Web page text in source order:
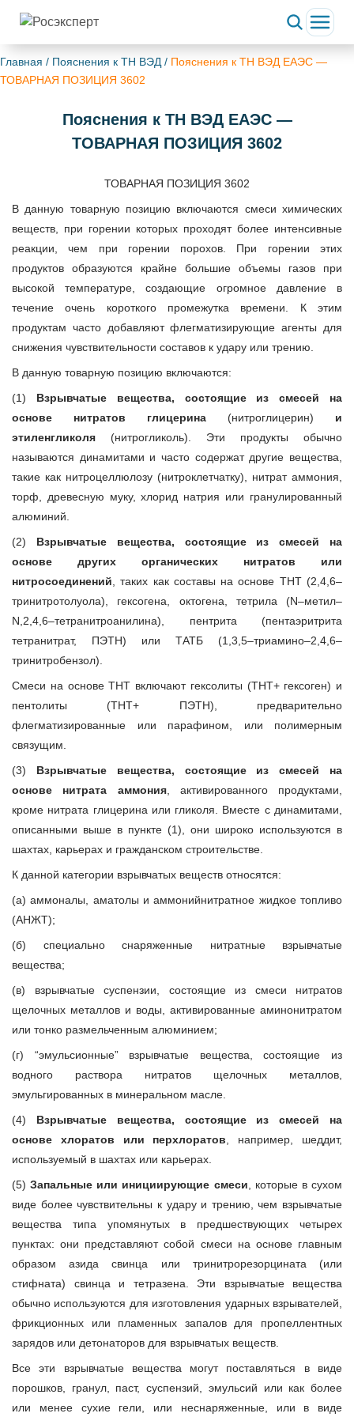
Главная / Пояснения к ТН ВЭД / Пояснения к ТН ВЭД ЕАЭС —
ТОВАРНАЯ ПОЗИЦИЯ 3602
Пояснения к ТН ВЭД ЕАЭС —
ТОВАРНАЯ ПОЗИЦИЯ 3602
ТОВАРНАЯ ПОЗИЦИЯ 3602
В данную товарную позицию включаются смеси химических
веществ, при горении которых проходят более интенсивные
реакции, чем при горении порохов. При горении этих
продуктов образуются крайне большие объемы газов при
высокой температуре, создающие огромное давление в
течение очень короткого промежутка времени. К этим
продуктам часто добавляют флегматизирующие агенты для
снижения чувствительности составов к удару или трению.
В данную товарную позицию включаются:
(1) Взрывчатые вещества, состоящие из смесей на
основе нитратов глицерина (нитроглицерин) и
этиленгликоля (нитрогликоль). Эти продукты обычно
называются динамитами и часто содержат другие вещества,
такие как нитроцеллюлозу (нитроклетчатку), нитрат аммония,
торф, древесную муку, хлорид натрия или гранулированный
алюминий.
(2) Взрывчатые вещества, состоящие из смесей на
основе других органических нитратов или
нитросоединений , таких как составы на основе ТНТ (2,4,6–
тринитротолуола), гексогена, октогена, тетрила (N–метил–
N,2,4,6–тетранитроанилина), пентрита (пентаэритрита
тетранитрат, ПЭТН) или ТАТБ (1,3,5–триамино–2,4,6–
тринитробензол).
Смеси на основе ТНТ включают гексолиты (ТНТ+ гексоген) и
пентолиты (ТНТ+ ПЭТН), предварительно
флегматизированные или парафином, или полимерным
связущим.
(3) Взрывчатые вещества, состоящие из смесей на
основе нитрата аммония, активированного продуктами,
кроме нитрата глицерина или гликоля. Вместе с динамитами,
описанными выше в пункте (1), они широко используются в
шахтах, карьерах и гражданском строительстве.
К данной категории взрывчатых веществ относятся:
(а) аммоналы, аматолы и аммонийнитратное жидкое топливо
(АНЖТ);
(б) специально снаряженные нитратные взрывчатые
вещества;
(в) взрывчатые суспензии, состоящие из смеси нитратов
щелочных металлов и воды, активированные аминонитратом
или тонко размельченным алюминием;
(г) “эмульсионные” взрывчатые вещества, состоящие из
водного раствора нитратов щелочных металлов,
эмульгированных в минеральном масле.
(4) Взрывчатые вещества, состоящие из смесей на
основе хлоратов или перхлоратов , например, шеддит,
используемый в шахтах или карьерах.
(5)Запальные или инициирующие смеси , которые в сухом
виде более чувствительны к удару и трению, чем взрывчатые
вещества типа упомянутых в предшествующих четырех
пунктах: они представляют собой смеси на основе главным
образом азида свинца или тринитрорезорцината (или
стифната) свинца и тетразена. Эти взрывчатые вещества
обычно используются для изготовления ударных взрывателей,
фрикционных или пламенных запалов для пропеллентных
зарядов или детонаторов для взрывчатых веществ.
Все эти взрывчатые вещества могут поставляться в виде
порошков, гранул, паст, суспензий, эмульсий или как более
или менее сухие гели, или неснаряженные, или в виде